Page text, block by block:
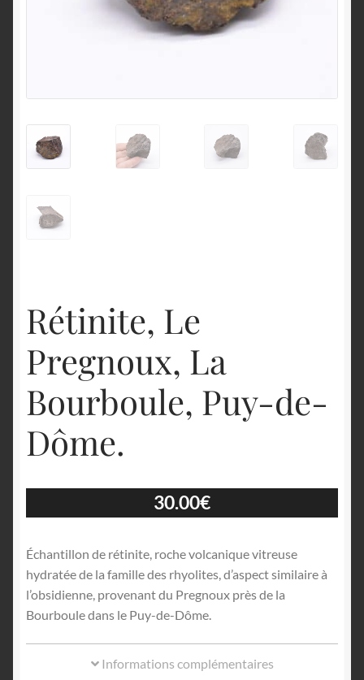
Rétinite, Le
Pregnoux, La
Bourboule, Puy-de-
Dôme.
30.00€
Échantillon de rétinite, roche volcanique vitreuse
hydratée de la famille des rhyolites, d’aspect similaire à
l’obsidienne, provenant du Pregnoux près de la
Bourboule dans le Puy-de-Dôme.
Informations complémentaires